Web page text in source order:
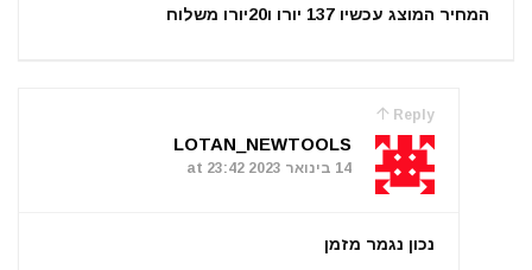
המחיר המוצג עכשיו 137 יורו ו20יורו משלוח
Reply
LOTAN_NEWTOOLS
14 בינואר 2023 at 23:42
נכון נגמר מזמן